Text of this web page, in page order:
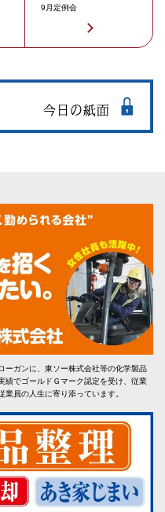
9月定例会
ガンに、東ソー株式会社等の化学製品
績でゴールドＧマーク認定を受け、従業
員の人生に寄り添っています。